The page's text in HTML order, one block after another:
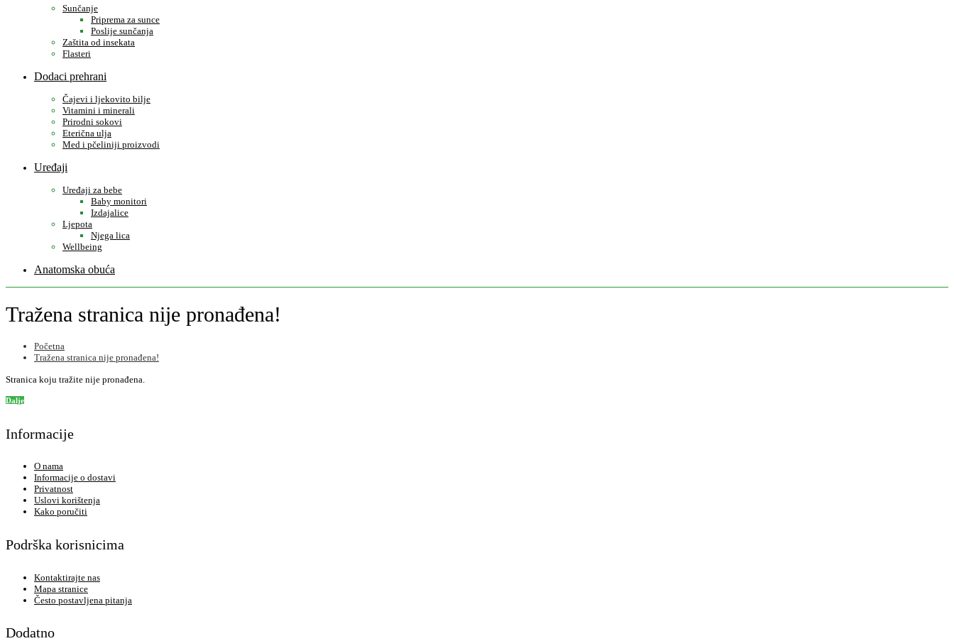
Sunčanje
Priprema za sunce
Poslije sunčanja
Zaštita od insekata
Flasteri
Dodaci prehrani
Čajevi i ljekovito bilje
Vitamini i minerali
Prirodni sokovi
Eterična ulja
Med i pčeliniji proizvodi
Uređaji
Uređaji za bebe
Baby monitori
Izdajalice
Ljepota
Njega lica
Wellbeing
Anatomska obuća
Tražena stranica nije pronađena!
Početna
Tražena stranica nije pronađena!
Stranica koju tražite nije pronađena.
Dalje
Informacije
O nama
Informacije o dostavi
Privatnost
Uslovi korištenja
Kako poručiti
Podrška korisnicima
Kontaktirajte nas
Mapa stranice
Često postavljena pitanja
Dodatno